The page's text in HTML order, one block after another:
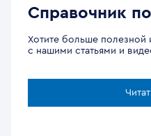
Справочник
Хотите больше полезной
с нашими статьями и